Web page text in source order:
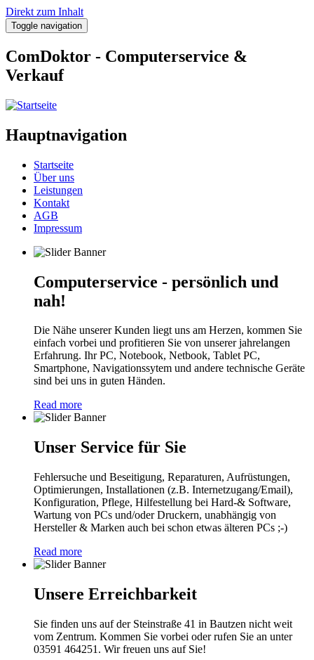
Direkt zum Inhalt
Toggle navigation
ComDoktor - Computerservice &
Verkauf
Hauptnavigation
Startseite
Über uns
Leistungen
Kontakt
AGB
Impressum
Computerservice - persönlich und
nah!
Die Nähe unserer Kunden liegt uns am Herzen, kommen Sie
einfach vorbei und profitieren Sie von unserer jahrelangen
Erfahrung. Ihr PC, Notebook, Netbook, Tablet PC,
Smartphone, Navigationssytem und andere technische Geräte
sind bei uns in guten Händen.
Read more
Unser Service für Sie
Fehlersuche und Beseitigung, Reparaturen, Aufrüstungen,
Optimierungen, Installationen (z.B. Internetzugang/Email),
Konfiguration, Pflege, Hilfestellung bei Hard-& Software,
Wartung von PCs und/oder Druckern, unabhängig von
Hersteller & Marken auch bei schon etwas älteren PCs ;-)
Read more
Unsere Erreichbarkeit
Sie finden uns auf der Steinstraße 41 in Bautzen nicht weit
vom Zentrum. Kommen Sie vorbei oder rufen Sie an unter
03591 464251. Wir freuen uns auf Sie!